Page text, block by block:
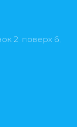
2, поверх 6,